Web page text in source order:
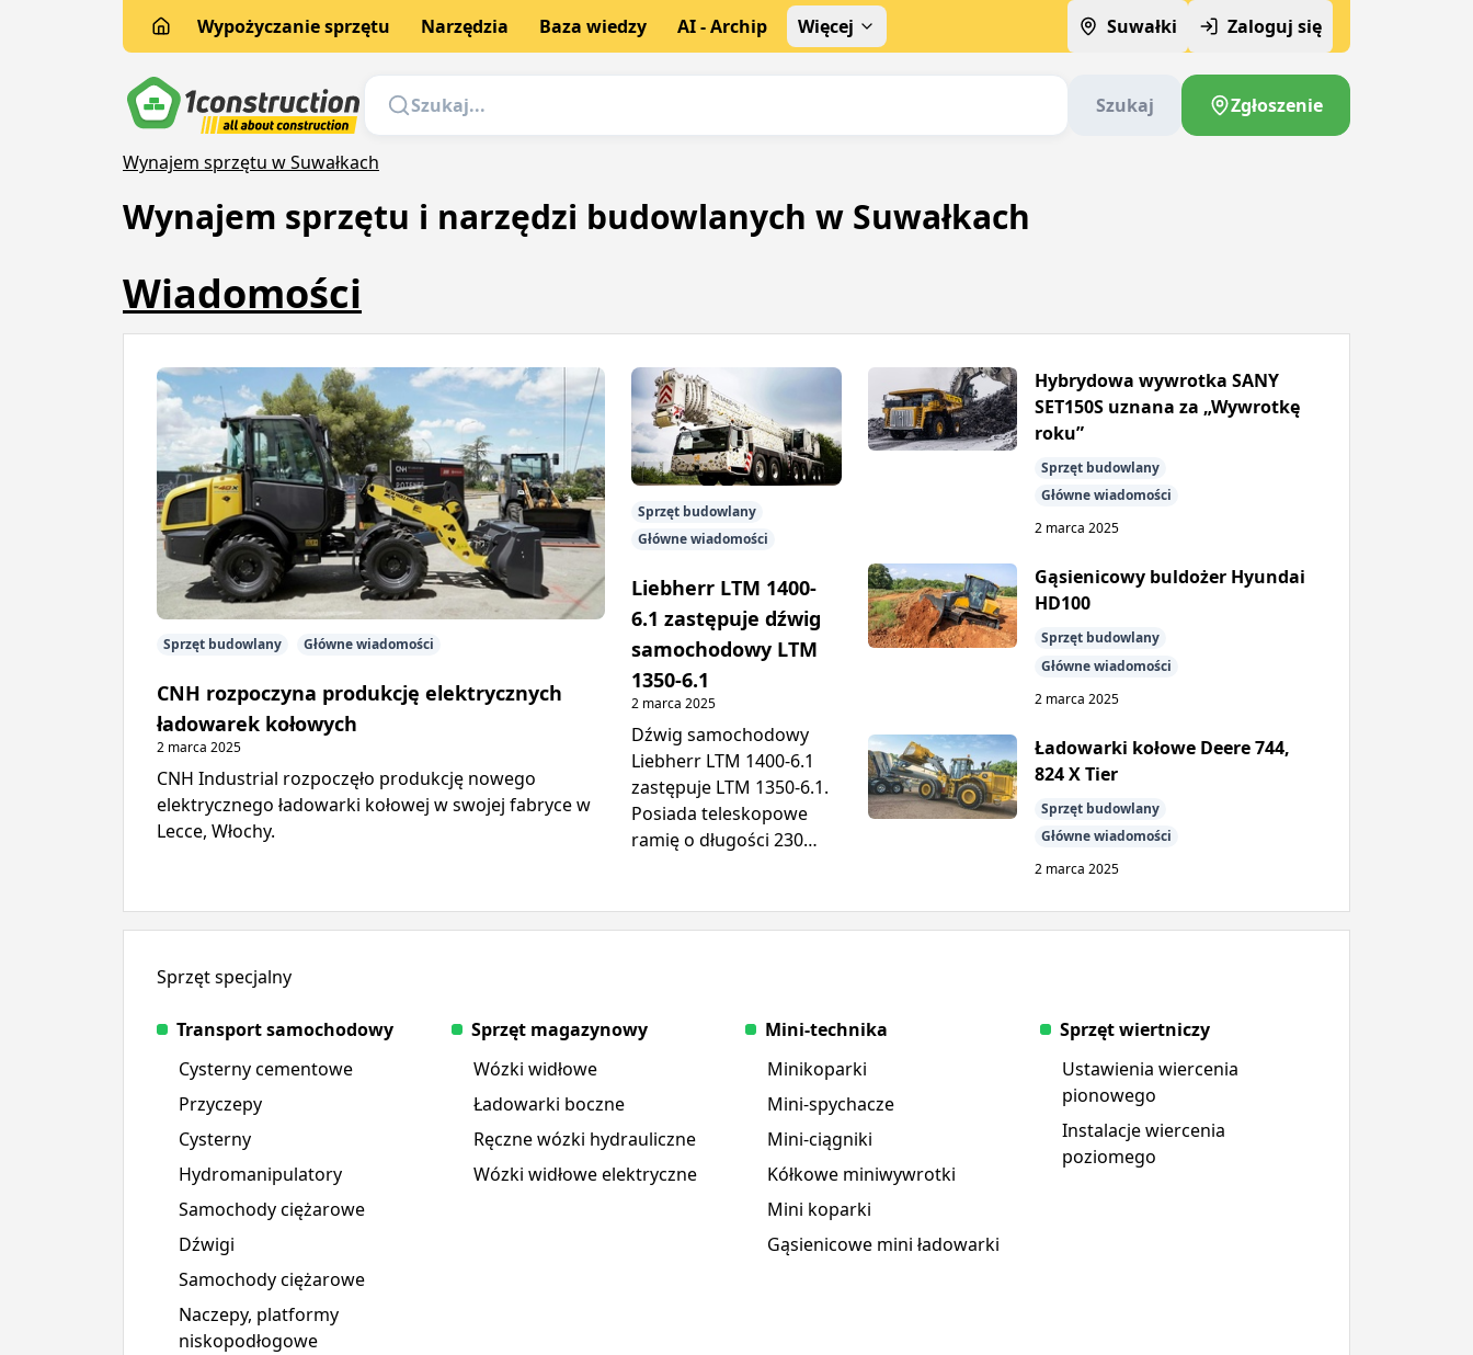
Wypożyczanie sprzętu Narzędzia Baza wiedzy AI - Archip Więcej Suwałki Zaloguj się
Szukaj Zgłoszenie
Wynajem sprzętu w Suwałkach
Wynajem sprzętu i narzędzi budowlanych w Suwałkach
Wiadomości
Sprzęt budowlany Główne wiadomości
CNH rozpoczyna produkcję elektrycznych
ładowarek kołowych
2 marca 2025
CNH Industrial rozpoczęło produkcję nowego
elektrycznego ładowarki kołowej w swojej fabryce w
Lecce, Włochy.
Sprzęt budowlany
Główne wiadomości
Liebherr LTM 1400-
6.1 zastępuje dźwig
samochodowy LTM
1350-6.1
2 marca 2025
Dźwig samochodowy
Liebherr LTM 1400-6.1
zastępuje LTM 1350-6.1.
Posiada teleskopowe
ramię o długości 230
dźwig, z maksymalnym
stopy.
Hybrydowa wywrotka SANY
SET150S uznana za „Wywrotkę
roku”
Sprzęt budowlany
Główne wiadomości
2 marca 2025
Gąsienicowy buldożer Hyundai
HD100
Sprzęt budowlany
Główne wiadomości
2 marca 2025
Ładowarki kołowe Deere 744,
824 X Tier
Sprzęt budowlany
Główne wiadomości
2 marca 2025
Sprzęt specjalny
Transport samochodowy
Cysterny cementowe
Przyczepy
Cysterny
Hydromanipulatory
Samochody ciężarowe
Dźwigi
Samochody ciężarowe
Naczepy, platformy
niskopodłogowe
Sprzęt magazynowy
Wózki widłowe
Ładowarki boczne
Ręczne wózki hydrauliczne
Wózki widłowe elektryczne
Mini-technika
Minikoparki
Mini-spychacze
Mini-ciągniki
Kółkowe miniwywrotki
Mini koparki
Gąsienicowe mini ładowarki
Sprzęt wiertniczy
Ustawienia wiercenia
pionowego
Instalacje wiercenia
poziomego